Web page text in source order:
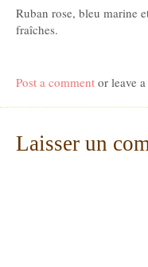
Ruban rose, bleu marine
fraîches.
Post a comment or leave
Laisser un